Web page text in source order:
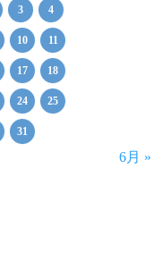
3 4
10 11
17 18
24 25
31
6月 »